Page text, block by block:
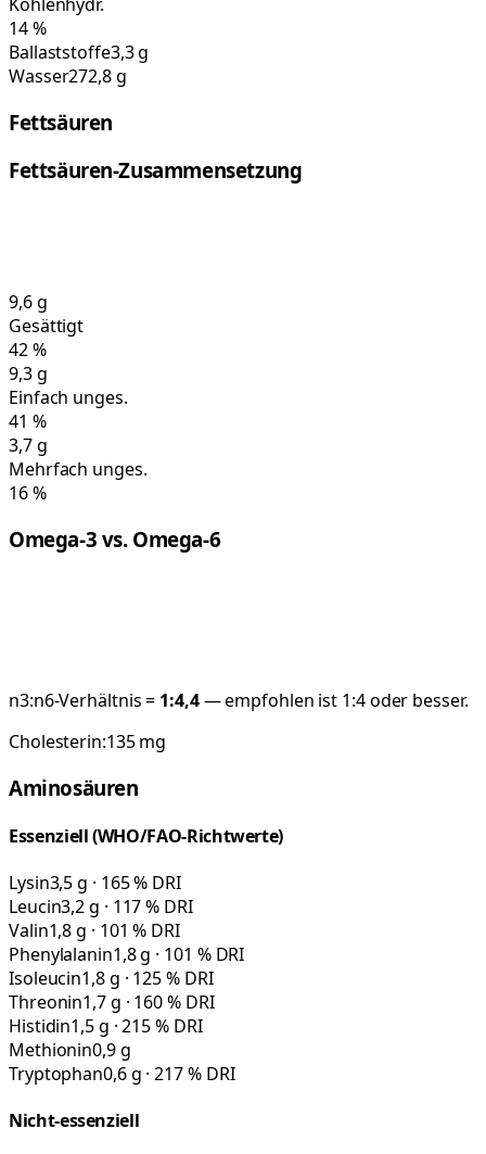
14%
Ballaststoffe3,3 g
Wasser272,8 g
Fettsäuren
Fettsäuren-Zusammensetzung
9,6g
Gesättigt
42%
9,3g
Einfach unges.
41 %
3,7g
Mehrfach unges.
16%
Omega-3 vs. Omega-6
n3:n6-Verhältnis = 1:4,4— empfohlen ist 1:4 oder besser.
Cholesterin:135mg
Aminosäuren
Essenziell (WHO/FAO-Richtwerte)
Lysin3,5 g · 165 % DRI
Leucin3,2 g · 117 % DRI
Valin1,8 g · 101 % DRI
Phenylalanin1,8 g · 101 % DRI
Isoleucin1,8 g · 125 % DRI
Threonin1,7 g · 160 % DRI
Histidin1,5 g · 215 % DRI
Methionin0,9 g
Tryptophan0,6 g · 217 % DRI
Nicht-essenziell